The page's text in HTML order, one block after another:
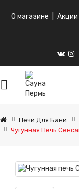
О магазине Акции
Печи Для Бани
Чугунная Печь